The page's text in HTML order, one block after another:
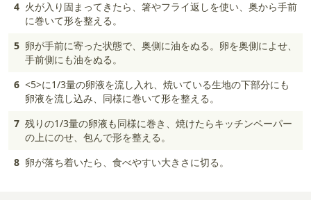
4 火が入り固まってきたら、箸やフライ返しを使い、奥から手前
に巻いて形を整える。
5 卵が手前に寄った状態で、奥側に油をぬる。卵を奥側によせ、
手前側にも油をぬる。
6 <5>に1/3量の卵液を流し入れ、焼いている生地の下部分にも
卵液を流し込み、同様に巻いて形を整える。
7 残りの1/3量の卵液も同様に巻き、焼けたらキッチンペーパー
の上にのせ、包んで形を整える。
8 卵が落ち着いたら、食べやすい大きさに切る。